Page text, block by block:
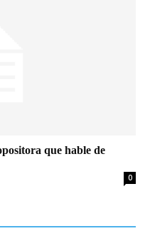
que hable de
0